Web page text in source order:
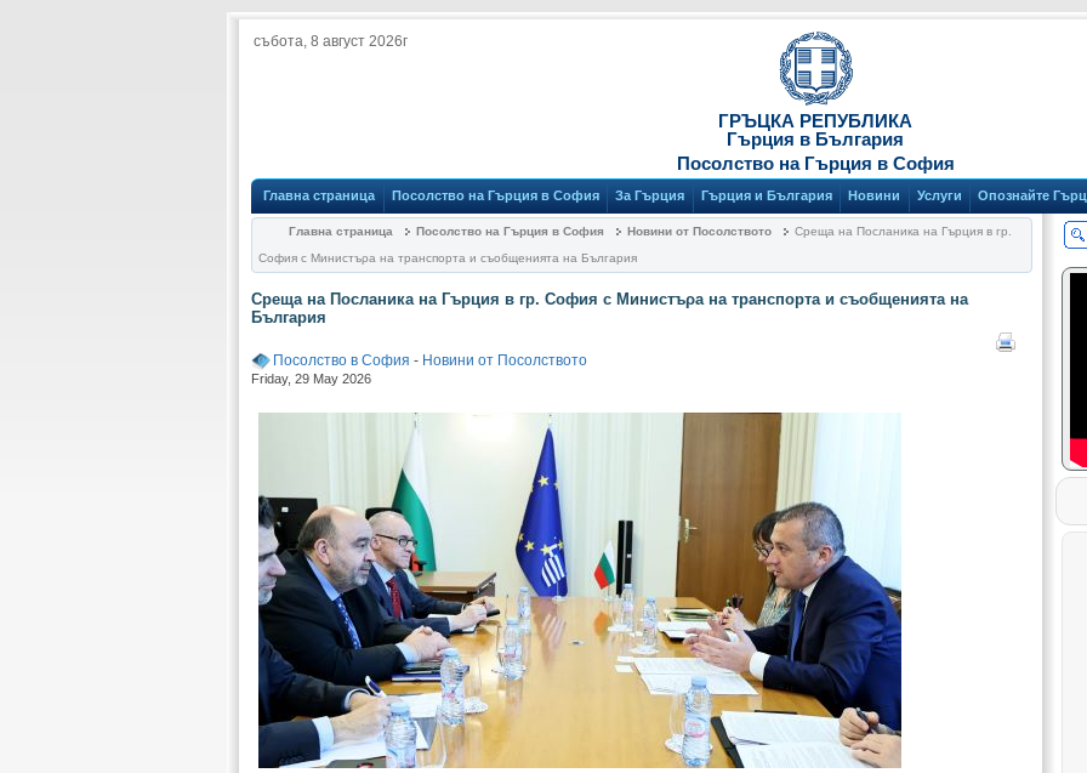
събота, 8 август 2026г
ГРЪЦКА РЕПУБЛИКА
Гърция в България
Посолство на Гърция в София
Главна страница Посолство на Гърция в София За Гърция Гърция и България Новини Услуги Опознайте
Главна страница Посолство на Гърция в София Новини от Посолството
Среща на Посланика на Гърция в гр.
София с Министъρа на транспорта и съобщенията на България
Среща на Посланика на Гърция в гр. София с Министъρа на транспорта и съобщенията на
България
Посолство в София - Новини от Посолството
Friday, 29 May 2026